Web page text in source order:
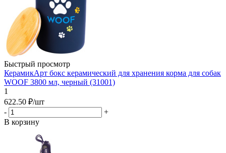
Быстрый просмотр
КерамикАрт бокс керамический для хранения корма для собак
WOOF 3800 мл, черный (31001)
1
622.50 ₽/шт
-
+
В корзину